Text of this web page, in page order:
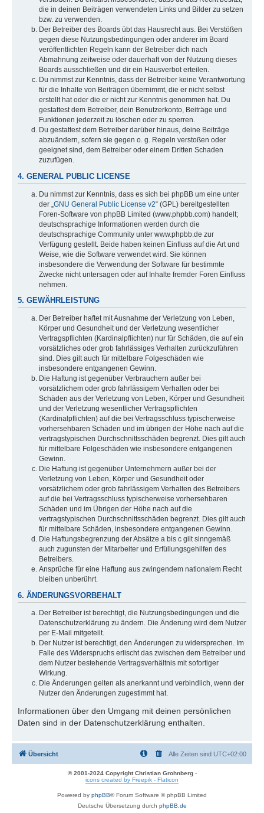
die in deinen Beiträgen verwendeten Links und Bilder zu setzen
bzw. zu verwenden.
Der Betreiber des Boards übt das Hausrecht aus. Bei Verstößen
gegen diese Nutzungsbedingungen oder anderer im Board
veröffentlichten Regeln kann der Betreiber dich nach
Abmahnung zeitweise oder dauerhaft von der Nutzung dieses
Boards ausschließen und dir ein Hausverbot erteilen.
Du nimmst zur Kenntnis, dass der Betreiber keine Verantwortung
für die Inhalte von Beiträgen übernimmt, die er nicht selbst
erstellt hat oder die er nicht zur Kenntnis genommen hat. Du
gestattest dem Betreiber, dein Benutzerkonto, Beiträge und
Funktionen jederzeit zu löschen oder zu sperren.
Du gestattest dem Betreiber darüber hinaus, deine Beiträge
abzuändern, sofern sie gegen o. g. Regeln verstoßen oder
geeignet sind, dem Betreiber oder einem Dritten Schaden
zuzufügen.
4. GENERAL PUBLIC LICENSE
Du nimmst zur Kenntnis, dass es sich bei phpBB um eine unter
der „ GNU General Public License v2“ (GPL) bereitgestellten
Foren-Software von phpBB Limited (www.phpbb.com) handelt;
deutschsprachige Informationen werden durch die
deutschsprachige Community unter www.phpbb.de zur
Verfügung gestellt. Beide haben keinen Einfluss auf die Art und
Weise, wie die Software verwendet wird. Sie können
insbesondere die Verwendung der Software für bestimmte
Zwecke nicht untersagen oder auf Inhalte fremder Foren Einfluss
nehmen.
5. GEWÄHRLEISTUNG
Der Betreiber haftet mit Ausnahme der Verletzung von Leben,
Körper und Gesundheit und der Verletzung wesentlicher
Vertragspflichten (Kardinalpflichten) nur für Schäden, die auf ein
vorsätzliches oder grob fahrlässiges Verhalten zurückzuführen
sind. Dies gilt auch für mittelbare Folgeschäden wie
insbesondere entgangenen Gewinn.
Die Haftung ist gegenüber Verbrauchern außer bei
vorsätzlichem oder grob fahrlässigem Verhalten oder bei
Schäden aus der Verletzung von Leben, Körper und Gesundheit
und der Verletzung wesentlicher Vertragspflichten
(Kardinalpflichten) auf die bei Vertragsschluss typischerweise
vorhersehbaren Schäden und im übrigen der Höhe nach auf die
vertragstypischen Durchschnittsschäden begrenzt. Dies gilt auch
für mittelbare Folgeschäden wie insbesondere entgangenen
Gewinn.
Die Haftung ist gegenüber Unternehmern außer bei der
Verletzung von Leben, Körper und Gesundheit oder
vorsätzlichem oder grob fahrlässigem Verhalten des Betreibers
auf die bei Vertragsschluss typischerweise vorhersehbaren
Schäden und im Übrigen der Höhe nach auf die
vertragstypischen Durchschnittsschäden begrenzt. Dies gilt auch
für mittelbare Schäden, insbesondere entgangenen Gewinn.
Die Haftungsbegrenzung der Absätze a bis c gilt sinngemäß
auch zugunsten der Mitarbeiter und Erfüllungsgehilfen des
Betreibers.
Ansprüche für eine Haftung aus zwingendem nationalem Recht
bleiben unberührt.
6. ÄNDERUNGSVORBEHALT
Der Betreiber ist berechtigt, die Nutzungsbedingungen und die
Datenschutzerklärung zu ändern. Die Änderung wird dem Nutzer
per E-Mail mitgeteilt.
Der Nutzer ist berechtigt, den Änderungen zu widersprechen. Im
Falle des Widerspruchs erlischt das zwischen dem Betreiber und
dem Nutzer bestehende Vertragsverhältnis mit sofortiger
Wirkung.
Die Änderungen gelten als anerkannt und verbindlich, wenn der
Nutzer den Änderungen zugestimmt hat.
Informationen über den Umgang mit deinen persönlichen
Daten sind in der Datenschutzerklärung enthalten.
Übersicht Alle Zeiten sind UTC+02:00
© 2001-2024 Copyright Christian Grohnberg-
icons created by Freepik - Flaticon
Powered by phpBB® Forum Software © phpBB Limited
Deutsche Übersetzung durch phpBB.de